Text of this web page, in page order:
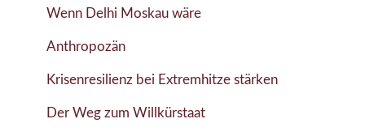
Wenn Delhi Moskau wäre
Anthropozän
Krisenresilienz bei Extremhitze stärken
Der Weg zum Willkürstaat